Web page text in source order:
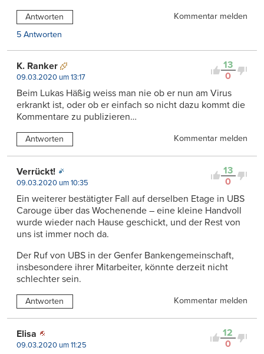
Antworten
Kommentar melden
5 Antworten
13
0
K. Ranker
09.03.2020 um 13:17
Beim Lukas Häßig weiss man nie ob er nun am Virus
erkrankt ist, oder ob er einfach so nicht dazu kommt die
Kommentare zu publizieren…
Antworten Kommentar melden
13
0
Verrückt!
09.03.2020 um 10:35
Ein weiterer bestätigter Fall auf derselben Etage in UBS
Carouge über das Wochenende – eine kleine Handvoll
wurde wieder nach Hause geschickt, und der Rest von
uns ist immer noch da.
Der Ruf von UBS in der Genfer Bankengemeinschaft,
insbesondere ihrer Mitarbeiter, könnte derzeit nicht
schlechter sein.
Antworten Kommentar melden
12
0
Elisa
09.03.2020 um 11:25